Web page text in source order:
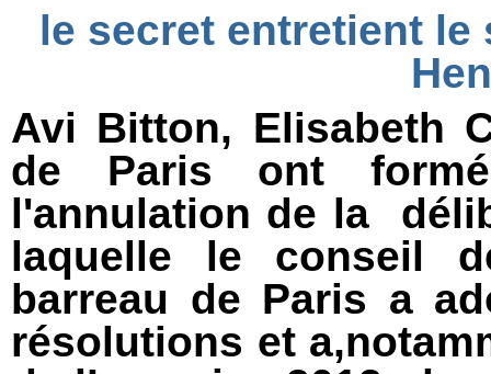
le secret entretient
Avi Bitton, Elisabeth
de Paris ont
l'annulation de la
laquelle le conseil
barreau de Paris a
résolutions et